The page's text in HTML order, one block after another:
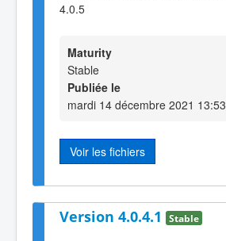
4.0.5
Maturity
Stable
Publiée le
mardi 14 décembre 2021 13:53
Voir les fichiers
Version 4.0.4.1 Stable